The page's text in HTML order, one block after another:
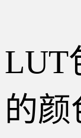
LUT
的颜